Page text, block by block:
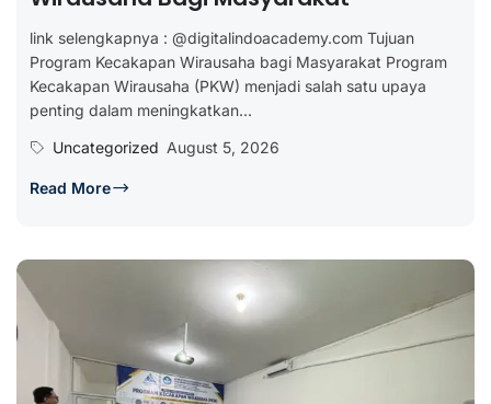
link selengkapnya : @digitalindoacademy.com Tujuan
Program Kecakapan Wirausaha bagi Masyarakat Program
Kecakapan Wirausaha (PKW) menjadi salah satu upaya
penting dalam meningkatkan...
Uncategorized August 5, 2026
Read More